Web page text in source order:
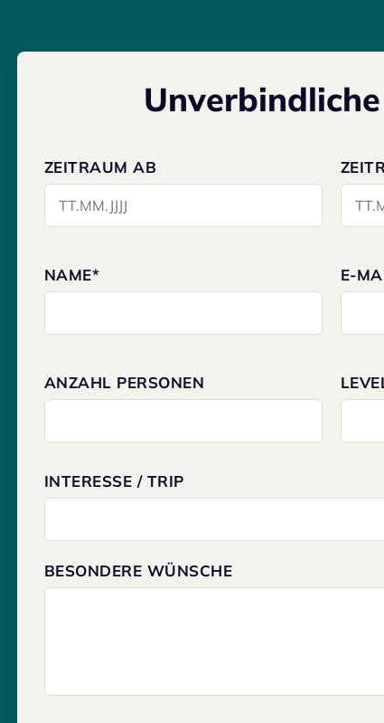
EINE
NACH DEM
ZEITRAUM AB
NAME* E-
ANZAHL PERSONEN
INTERESSE / TRIP
BESONDERE WÜNSCHE